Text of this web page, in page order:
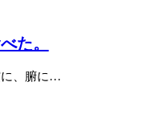
た。
に、腑に…